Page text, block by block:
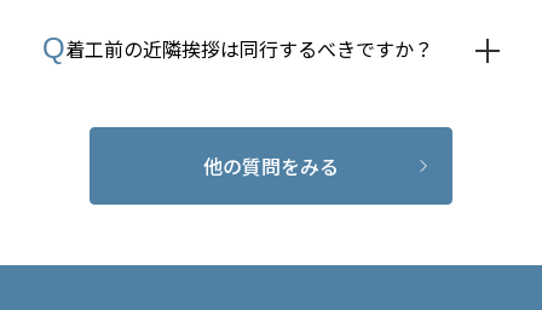
Q着工前の近隣挨拶は同行するべきですか？
他の質問をみる